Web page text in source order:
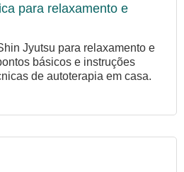
para relaxamento e
Jyutsu para relaxamento e
básicos e instruções
de autoterapia em casa.